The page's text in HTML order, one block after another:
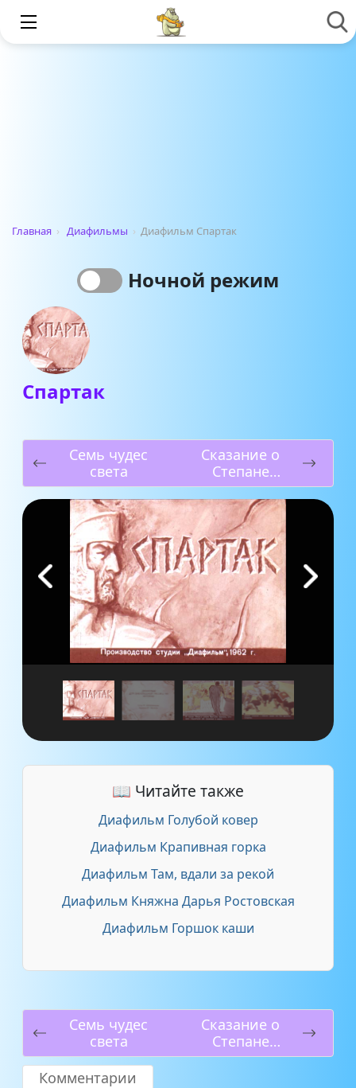
Главная › Диафильмы › Диафильм Спартак
Ночной режим
Спартак
Семь чудес
света
Сказание о
Степане
Разине
📖 Читайте также
Диафильм Голубой ковер
Диафильм Крапивная горка
Диафильм Там, вдали за рекой
Диафильм Княжна Дарья Ростовская
Диафильм Горшок каши
Семь чудес
света
Сказание о
Степане
Разине
Комментарии